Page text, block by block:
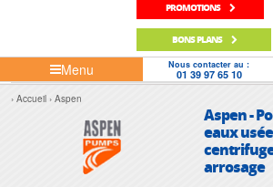
PROMOTIONS
BONS PLANS
Menu Nous contacter au :
01 39 97 65 10
Accueil Aspen
Aspen -
eaux
arrosage